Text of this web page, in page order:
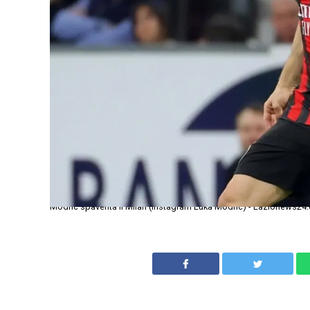
Modric spaventa il Milan (Instagram Luka Modric) -